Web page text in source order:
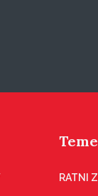
Teme
RATNI